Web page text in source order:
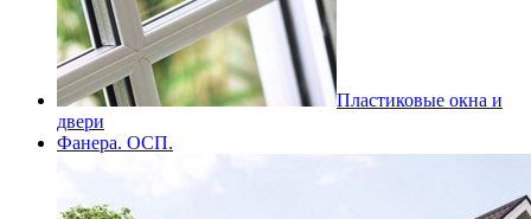
Пластиковые окна и
двери
Фанера. ОСП.